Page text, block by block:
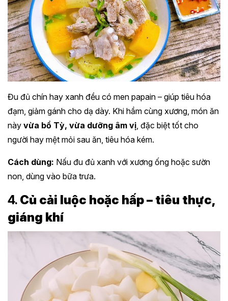
Đu đủ chín hay xanh đều có men papain – giúp tiêu hóa
đạm, giảm gánh cho dạ dày. Khi hầm cùng xương, món ăn
này vừa bổ Tỳ, vừa dưỡng âm vị, đặc biệt tốt cho
người hay mệt mỏi sau ăn, tiêu hóa kém.
Cách dùng: Nấu đu đủ xanh với xương ống hoặc sườn
non, dùng vào bữa trưa.
4. Củ cải luộc hoặc hấp – tiêu thực,
giáng khí